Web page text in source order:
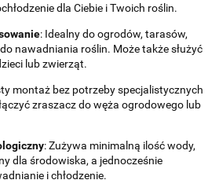
dla Ciebie i Twoich roślin.
: Idealny do ogrodów, tarasów,
nawadniania roślin. Może także służyć
lub zwierząt.
montaż bez potrzeby specjalistycznych
zraszacz do węża ogrodowego lub
: Zużywa minimalną ilość wody,
dla środowiska, a jednocześnie
i chłodzenie.